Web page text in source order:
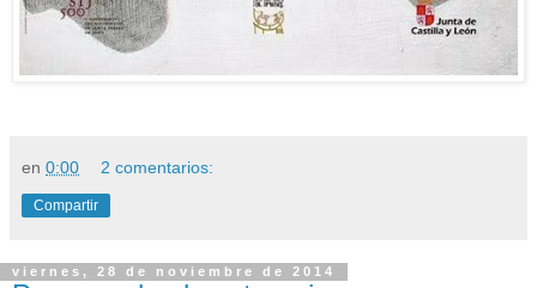
en 0:00 2 comentarios:
Compartir
viernes, 28 de noviembre de 2014